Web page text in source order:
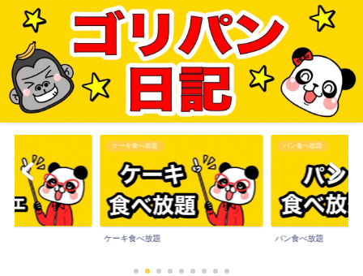
パン食べ放題
パン食べ放題
その他食べ放題
その他食べ放題